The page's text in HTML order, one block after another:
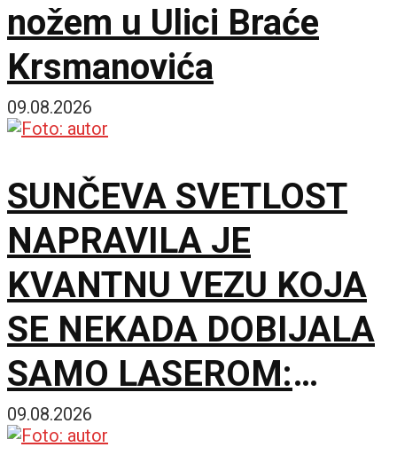
nožem u Ulici Braće
Krsmanovića
09.08.2026
SUNČEVA SVETLOST
NAPRAVILA JE
KVANTNU VEZU KOJA
SE NEKADA DOBIJALA
SAMO LASEROM:
Eksperiment menja
09.08.2026